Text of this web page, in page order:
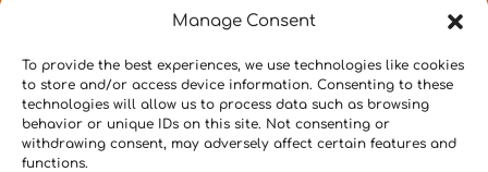
Manage Consent
To provide the best experiences, we use technologies like cookies
to store and/or access device information. Consenting to these
technologies will allow us to process data such as browsing
behavior or unique IDs on this site. Not consenting or
withdrawing consent, may adversely affect certain features and
functions.
Miðvikudaga frá kl. 08:00-16:30
Föstudaga frá kl. 08:00-15:00
Lokað um helgar